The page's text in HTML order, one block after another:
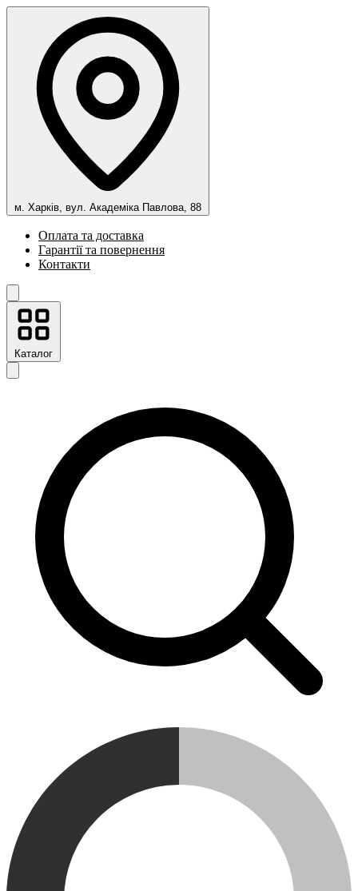
м. Харків, вул. Академіка Павлова, 88
Оплата та доставка
Гарантії та повернення
Контакти
Каталог